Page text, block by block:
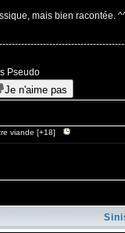
mais bien racontée.
Pseudo
Je n'aime pas
viande [+18]